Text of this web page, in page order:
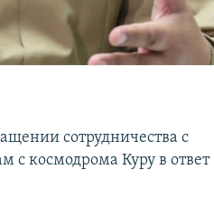
сотрудничества с
с космодрома Куру в ответ